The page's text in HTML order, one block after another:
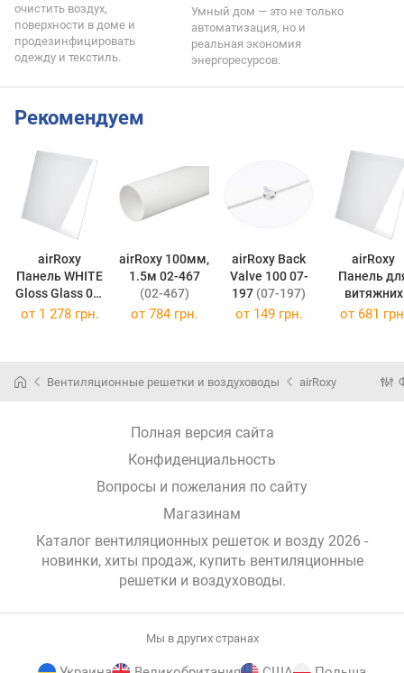
очистить воздух,
поверхности в доме и
продезинфицировать
одежду и текстиль.
Умный дом — это не только
автоматизация, но и
реальная экономия
энергоресурсов.
Рекомендуем
airRoxy
Панель WHITE
Gloss Glass 01-
170 (01-170)
airRoxy 100мм,
1.5м 02-467
(02-467)
airRoxy Back
Valve 100 07-
197 (07-197)
airRoxy
Панель
витяжних
от 1 278 грн. от 784 грн. от 149 грн. от 681
Вентиляционные решетки и воздуховоды airRoxy
Полная версия сайта
Конфиденциальность
Вопросы и пожелания по сайту
Магазинам
Каталог вентиляционных решеток и возду 2026 -
новинки, хиты продаж, купить вентиляционные
решетки и воздуховоды.
Мы в других странах